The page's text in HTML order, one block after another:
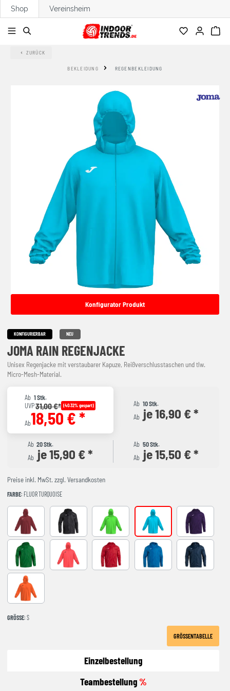
springen
Shop Vereinsheim
ZURÜCK
BEKLEIDUNG REGENBEKLEIDUNG
Konfigurator Produkt
KONFIGURIERBAR NEU
JOMA RAIN REGENJACKE
Unisex Regenjacke mit verstaubarer Kapuze, Reißverschlusstaschen und tlw.
Micro-Mesh-Material.
Ab 1 Stk.
UVP31,00 €* (40.32% gespart)
Ab18,50 € *
Ab 10 Stk.
Ab je 16,90 € *
Ab 20 Stk.
Ab je 15,90 € *
Ab 50 Stk.
Ab je 15,50 € *
Preise inkl. MwSt. zzgl. Versandkosten
FARBE: FLUOR TURQUOISE
BURGUNDY Black FLUOR GREEN FLUOR TURQUOISE violet
Green NARANJA FLUOR RED royal Navy
ORANGE
GRÖSSE : S
GRÖSSENTABELLE
Einzelbestellung
Teambestellung%